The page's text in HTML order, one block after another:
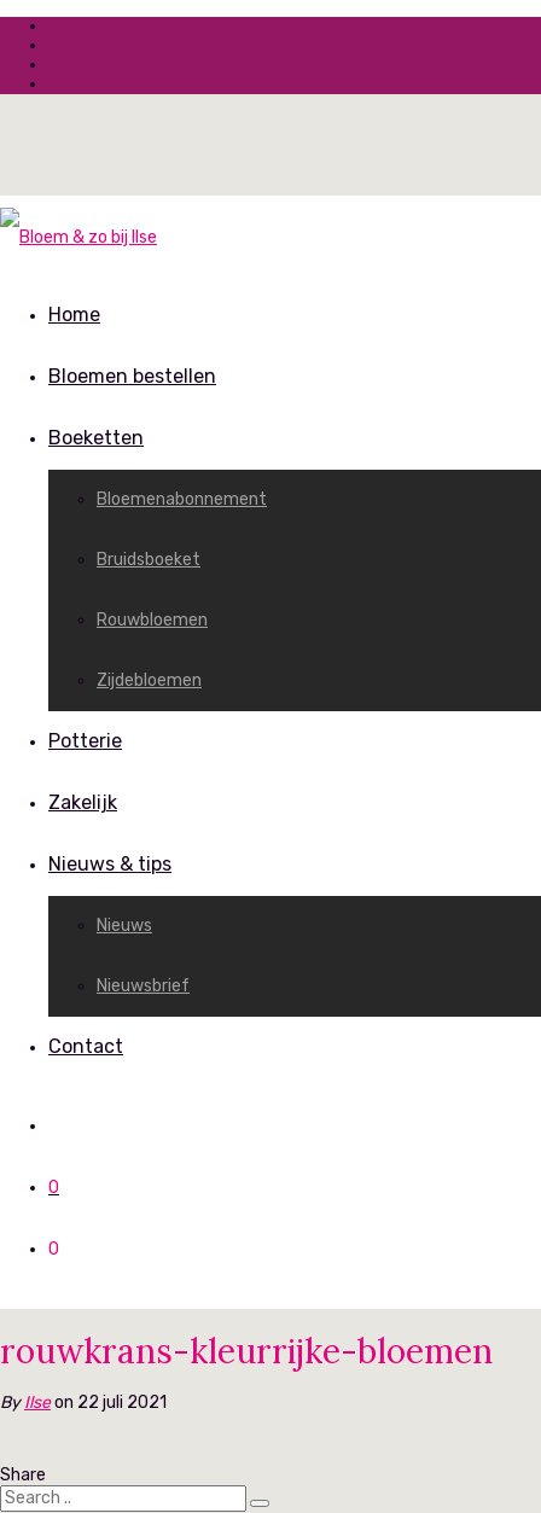
Home
Bloemen bestellen
Boeketten
Bloemenabonnement
Bruidsboeket
Rouwbloemen
Zijdebloemen
Potterie
Zakelijk
Nieuws & tips
Nieuws
Nieuwsbrief
Contact
0
0
rouwkrans-kleurrijke-bloemen
ByIlseon 22 juli 2021
Share